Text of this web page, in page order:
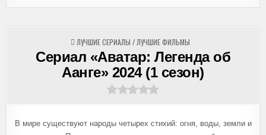
ОПУБЛИКОВАНО
В
ЛУЧШИЕ СЕРИАЛЫ / ЛУЧШИЕ ФИЛЬМЫ
Сериал «Аватар: Легенда об
Аанге» 2024 (1 сезон)
В мире существуют народы четырех стихий: огня, воды, земли и